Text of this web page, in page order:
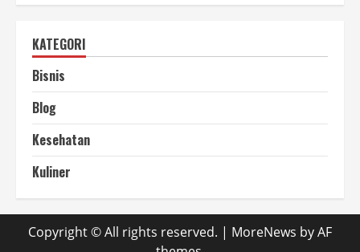
KATEGORI
Bisnis
Blog
Kesehatan
Kuliner
Copyright © All rights reserved. | MoreNews by AF